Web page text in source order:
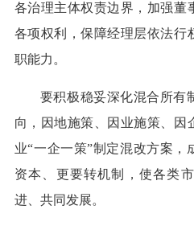
各治理主体权责边界，加强董
各项权利，保障经理层依法行
职能力。
要积极稳妥深化混合所有
向，因地施策、因业施策、因
业“一企一策”制定混改方案，
资本、更要转机制，使各类
进、共同发展。